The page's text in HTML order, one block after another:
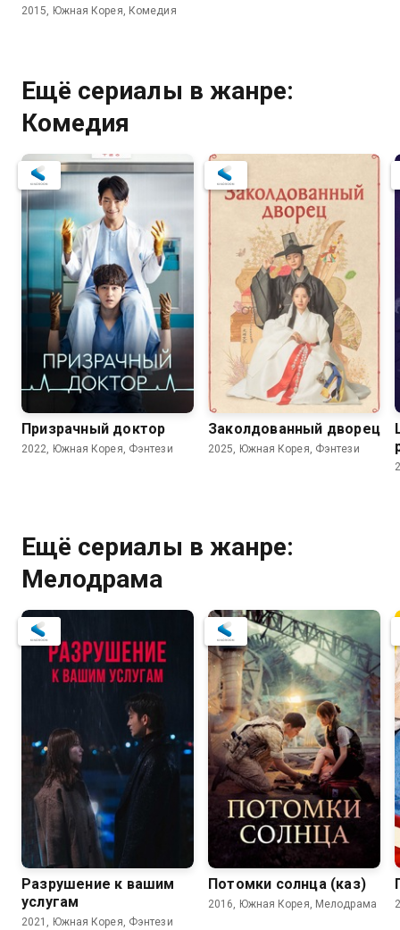
2015, Южная Корея, Комедия
Ещё сериалы в жанре:
Комедия
Призрачный доктор
2022, Южная Корея, Фэнтези
Заколдованный дворец
2025, Южная Корея, Фэнтези
Ещё сериалы в жанре:
Мелодрама
Разрушение к вашим
услугам
2021, Южная Корея, Фэнтези
Потомки солнца (каз)
2016, Южная Корея, Мелодрама